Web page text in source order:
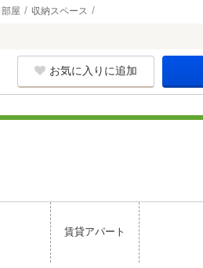
屋 収納スペース
お気に入りに追加
賃貸アパート